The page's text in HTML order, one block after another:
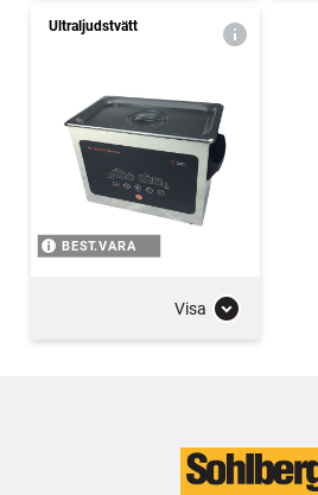
Ultraljudstvätt
BEST.VARA
Visa